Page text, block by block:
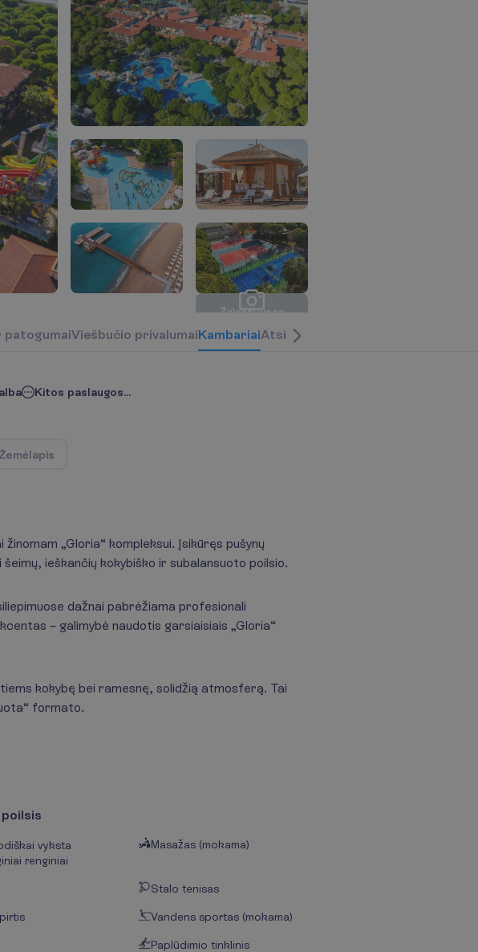
Žiūrėti visas
patogumaiViešbučio privalumaiKambariaiAtsiliepimai
Kitos paslaugos...
Žemėlapis
„Gloria“ kompleksui. Įsikūręs pušynų
ieškančių kokybiško ir subalansuoto poilsio.
dažnai pabrėžiama profesionali
– galimybė naudotis garsiaisiais „Gloria“
kokybę bei ramesnę, solidžią atmosferą. Tai
formato.
vyksta
renginiai
Masažas (mokama)
Stalo tenisas
Vandens sportas (mokama)
Paplūdimio tinklinis